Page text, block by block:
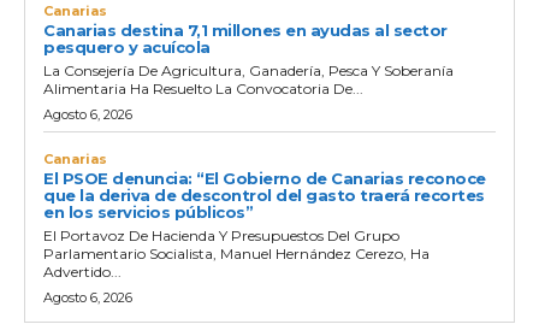
Canarias
Canarias destina 7,1 millones en ayudas al sector
pesquero y acuícola
La Consejería De Agricultura, Ganadería, Pesca Y Soberanía
Alimentaria Ha Resuelto La Convocatoria De...
Agosto 6, 2026
Canarias
El PSOE denuncia: “El Gobierno de Canarias reconoce
que la deriva de descontrol del gasto traerá recortes
en los servicios públicos”
El Portavoz De Hacienda Y Presupuestos Del Grupo
Parlamentario Socialista, Manuel Hernández Cerezo, Ha
Advertido...
Agosto 6, 2026